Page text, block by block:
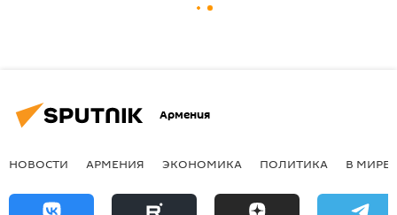
Армения
НОВОСТИ АРМЕНИЯ ЭКОНОМИКА ПОЛИТИКА В МИРЕ